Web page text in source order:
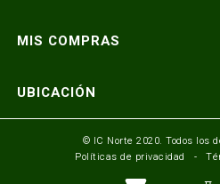
Consultas y reclamos
Seguinos en:
Preguntas frecuentes
Términos y condiciones
Formulario de contacto
Mundo IC Norte
MIS COMPRAS
Envíos y entregas
UBICACIÓN
Av. Busch y 3er Anillo Santa
Av. America esq. Av. Pando
© IC Norte 2020. Todos los
Políticas de privacidad